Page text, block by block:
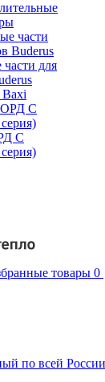
для
Baxi
С
товары 0
по всей